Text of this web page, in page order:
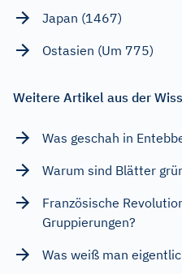
Japan (1467)
Ostasien (Um 775)
Weitere Artikel aus der
Was geschah in
Warum sind Blätter
Französische
Gruppierungen?
Was weiß man